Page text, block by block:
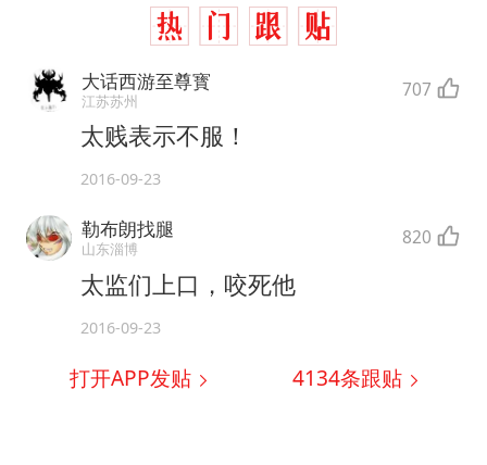
大话西游至尊寳
江苏苏州 707
太贱表示不服！
2016-09-23
勒布朗找腿
山东淄博 820
太监们上口，咬死他
2016-09-23
打开APP发贴 4134条跟贴